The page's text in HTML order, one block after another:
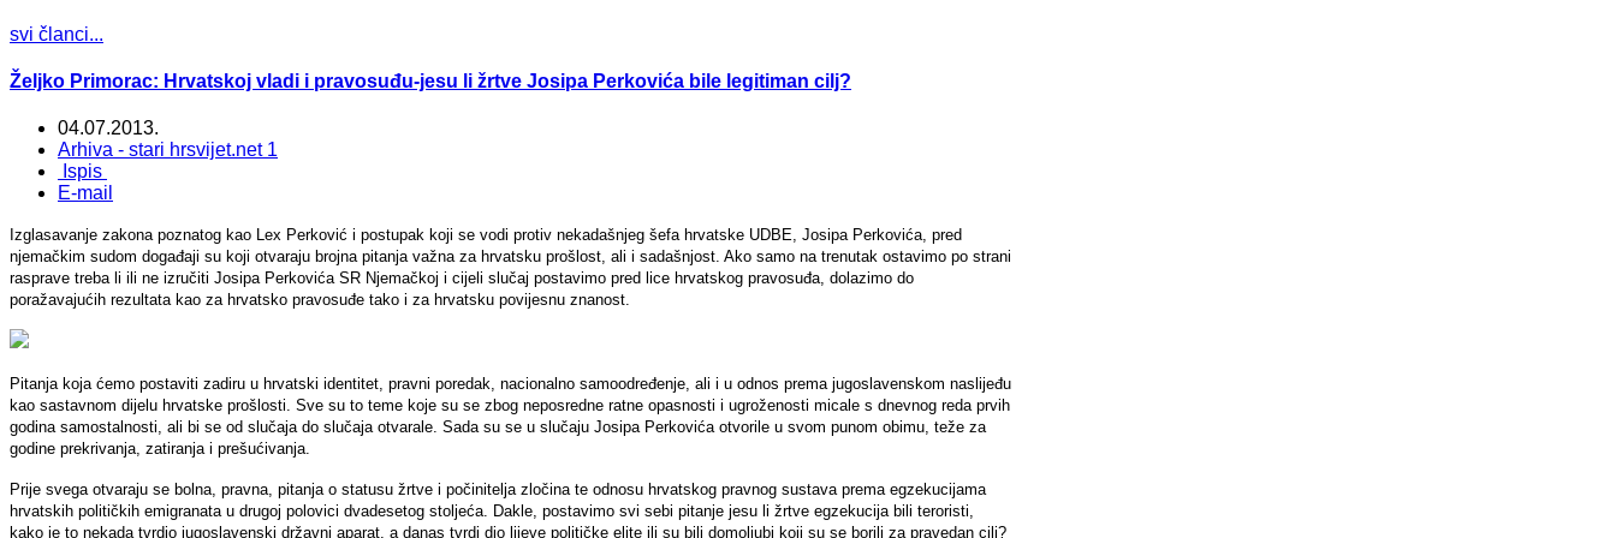
svi članci...
Željko Primorac: Hrvatskoj vladi i pravosuđu-jesu li žrtve Josipa Perkovića bile legitiman cilj?
04.07.2013.
Arhiva - stari hrsvijet.net 1
Ispis
E-mail
Izglasavanje zakona poznatog kao Lex Perković i postupak koji se vodi protiv nekadašnjeg šefa hrvatske UDBE, Josipa Perkovića, pred
njemačkim sudom događaji su koji otvaraju brojna pitanja važna za hrvatsku prošlost, ali i sadašnjost. Ako samo na trenutak ostavimo po strani
rasprave treba li ili ne izručiti Josipa Perkovića SR Njemačkoj i cijeli slučaj postavimo pred lice hrvatskog pravosuđa, dolazimo do
poražavajućih rezultata kao za hrvatsko pravosuđe tako i za hrvatsku povijesnu znanost.
Pitanja koja ćemo postaviti zadiru u hrvatski identitet, pravni poredak, nacionalno samoodređenje, ali i u odnos prema jugoslavenskom naslijeđu
kao sastavnom dijelu hrvatske prošlosti. Sve su to teme koje su se zbog neposredne ratne opasnosti i ugroženosti micale s dnevnog reda prvih
godina samostalnosti, ali bi se od slučaja do slučaja otvarale. Sada su se u slučaju Josipa Perkovića otvorile u svom punom obimu, teže za
godine prekrivanja, zatiranja i prešućivanja.
Prije svega otvaraju se bolna, pravna, pitanja o statusu žrtve i počinitelja zločina te odnosu hrvatskog pravnog sustava prema egzekucijama
hrvatskih političkih emigranata u drugoj polovici dvadesetog stoljeća. Dakle, postavimo svi sebi pitanje jesu li žrtve egzekucija bili teroristi,
kako je to nekada tvrdio jugoslavenski državni aparat, a danas tvrdi dio lijeve političke elite ili su bili domoljubi koji su se borili za pravedan cilj?